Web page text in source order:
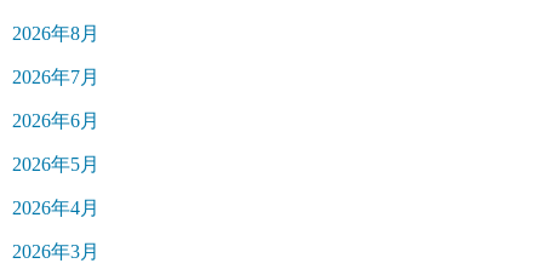
2026年8月
2026年7月
2026年6月
2026年5月
2026年4月
2026年3月